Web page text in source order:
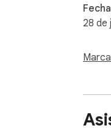
28 de